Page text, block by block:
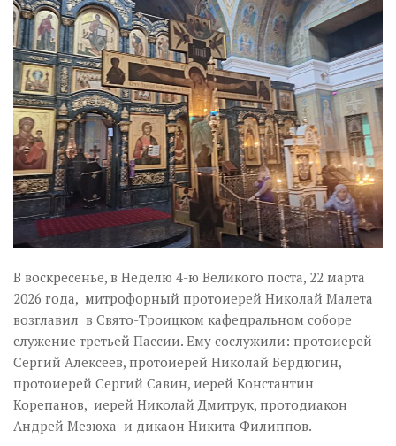
В воскресенье, в Неделю 4-ю Великого поста, 22 марта
2026 года, митрофорный протоиерей Николай Малета
возглавил в Свято-Троицком кафедральном соборе
служение третьей Пассии. Ему сослужили: протоиерей
Сергий Алексеев, протоиерей Николай Бердюгин,
протоиерей Сергий Савин, иерей Константин
Корепанов, иерей Николай Дмитрук, протодиакон
Андрей Мезюха и дикаон Никита Филиппов.